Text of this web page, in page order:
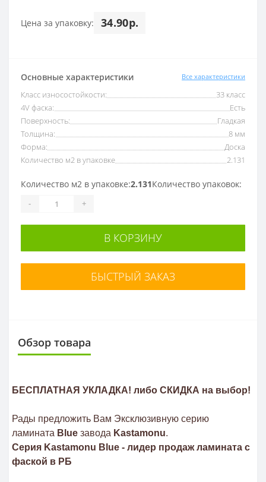
Цена за упаковку: 34.90р.
Основные характеристики Все характеристики
Класс износостойкости:
33 класс
4V фаска:
Есть
Поверхность:
Гладкая
Толщина:
8 мм
Форма:
Доска
Количество м2 в упаковке
2.131
Количество м2 в упаковке:2.131Количество упаковок:
- +
В КОРЗИНУ
БЫСТРЫЙ ЗАКАЗ
Обзор товара
БЕСПЛАТНАЯ УКЛАДКА! либо СКИДКА на выбор!
Рады предложить Вам Эксклюзивную серию
ламината Blue завода Kastamonu.
Серия Kastamonu Blue - лидер продаж ламината с
фаской в РБ